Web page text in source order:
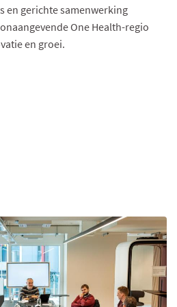
en gerichte samenwerking
One Health-regio
en groei.